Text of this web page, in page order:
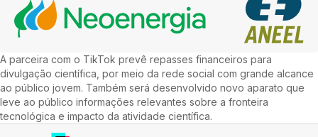
A parceira com o TikTok prevê repasses financeiros para
divulgação científica, por meio da rede social com grande alcance
ao público jovem. Também será desenvolvido novo aparato que
leve ao público informações relevantes sobre a fronteira
tecnológica e impacto da atividade científica.